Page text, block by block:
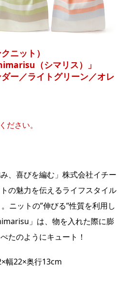
ニット）
（シマリス）」
ダー／ライトグリーン／オレ
さい。
、喜びを編む」株式会社イチー
の魅力を伝えるライフスタイル
ニットの”伸びる”性質を利用し
」は、物を入れた際に膨
たのようにキュート！
幅22×奥行13cm